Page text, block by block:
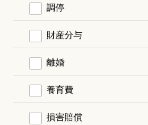
調停
財産分与
離婚
養育費
損害賠償